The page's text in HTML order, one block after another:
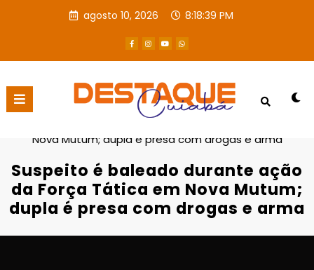
agosto 10, 2026 8:18:40 PM
Página inicial
Destaques
Nova Mutum; dupla é presa com drogas e arma
Suspeito é baleado durante ação
da Força Tática em Nova Mutum;
dupla é presa com drogas e arma